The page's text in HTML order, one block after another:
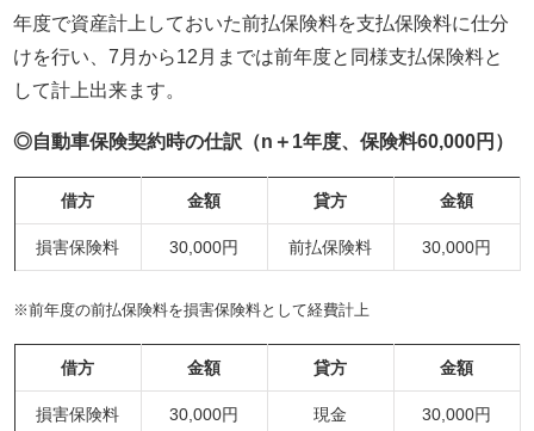
年度で資産計上しておいた前払保険料を支払保険料に仕分
けを行い、7月から12月までは前年度と同様支払保険料と
して計上出来ます。
◎自動車保険契約時の仕訳（n＋1年度、保険料60,000円）
借方 金額 貸方 金額
損害保険料 30,000円 前払保険料 30,000円
※前年度の前払保険料を損害保険料として経費計上
借方 金額 貸方 金額
損害保険料 30,000円 現金 30,000円